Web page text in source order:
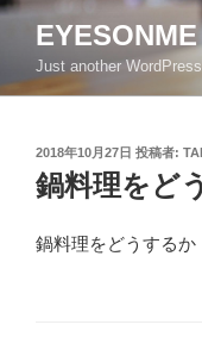
コ
ン
EYESONME
Just another
投
稿
日:
2018年10月27日 投稿者:
鍋料理をど
鍋料理をどうするか